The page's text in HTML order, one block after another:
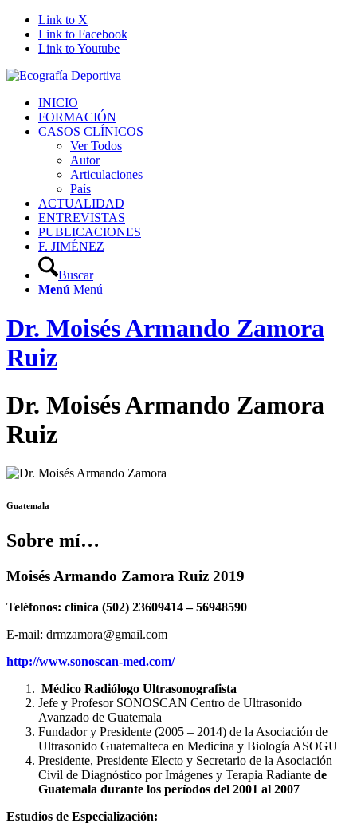
Link to X
Link to Facebook
Link to Youtube
INICIO
FORMACIÓN
CASOS CLÍNICOS
Ver Todos
Autor
Articulaciones
País
ACTUALIDAD
ENTREVISTAS
PUBLICACIONES
F. JIMÉNEZ
Buscar
Menú Menú
Dr. Moisés Armando Zamora
Ruiz
Dr. Moisés Armando Zamora
Ruiz
Guatemala
Sobre mí…
Moisés Armando Zamora Ruiz 2019
Teléfonos: clínica (502) 23609414 – 56948590
E-mail: drmzamora@gmail.com
http://www.sonoscan-med.com/
Médico Radiólogo Ultrasonografista
Jefe y Profesor SONOSCAN Centro de Ultrasonido
Avanzado de Guatemala
Fundador y Presidente (2005 – 2014) de la Asociación de
Ultrasonido Guatemalteca en Medicina y Biología ASOGU
Presidente, Presidente Electo y Secretario de la Asociación
Civil de Diagnóstico por Imágenes y Terapia Radiante de
Guatemala durante los períodos del 2001 al 2007
Estudios de Especialización: